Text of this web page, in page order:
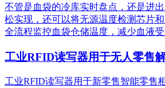
不管是血袋的冷库实时盘点，还是进
松实现，还可以将无源温度检测芯片
全流程监控血袋仓储温度，减少血液受
工业RFID读写器用于无人零售
工业RFID读写器用于新零售智能零售